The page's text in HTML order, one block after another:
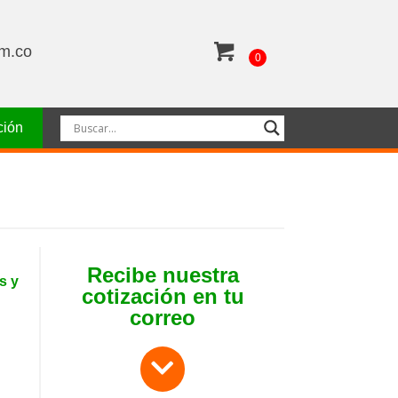
0
y
Recibe nuestra
cotización en tu
correo